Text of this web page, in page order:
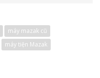
máy mazak cũ
máy tiện Mazak